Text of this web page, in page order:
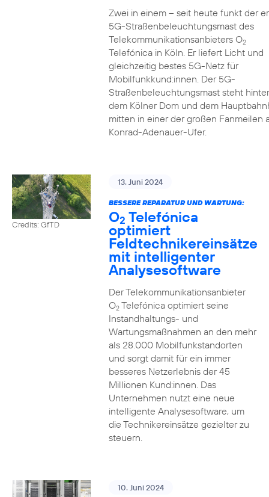
Zwei in einem – seit heute funkt der
5G-Straßenbeleuchtungsmast des
Telekommunikationsanbieters O2
Telefónica in Köln. Er liefert Licht und
gleichzeitig bestes 5G-Netz für
Mobilfunkkund:innen. Der 5G-
Straßenbeleuchtungsmast steht hinter
dem Kölner Dom und dem
mitten in einer der großen Fanmeilen
Konrad-Adenauer-Ufer.
Credits: GfTD
13. Juni 2024
BESSERE REPARATUR UND WARTUNG:
O2 Telefónica
optimiert
Feldtechnikereinsätze
mit intelligenter
Analysesoftware
Der Telekommunikationsanbieter
O2Telefónica optimiert seine
Instandhaltungs- und
Wartungsmaßnahmen an den mehr
als 28.000 Mobilfunkstandorten
und sorgt damit für ein immer
besseres Netzerlebnis der 45
Millionen Kund:innen. Das
Unternehmen nutzt eine neue
intelligente Analysesoftware, um
die Technikereinsätze gezielter zu
steuern.
10. Juni 2024